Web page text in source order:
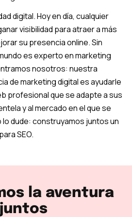
digital. Hoy en día, cualquier
visibilidad para atraer a más
su presencia online. Sin
es experto en marketing
nosotros: nuestra
de marketing digital es ayudarle
profesional que se adapte a sus
y al mercado en el que se
lo dude: construyamos juntos un
SEO.
la aventura
juntos